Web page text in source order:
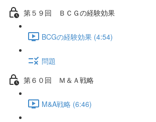
第５９回 ＢＣＧの経験効果
BCGの経験効果 (4:54)
問題
第６０回 Ｍ＆Ａ戦略
M&A戦略 (6:46)